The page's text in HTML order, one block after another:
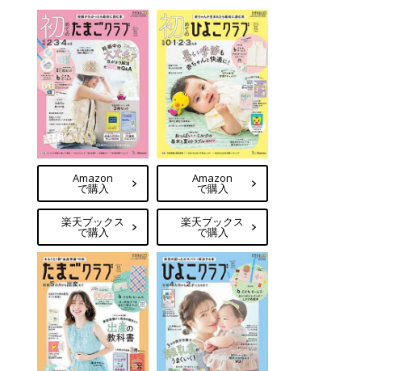
Amazon
で購入
楽天ブックス
で購入
Amazon
で購入
楽天ブックス
で購入